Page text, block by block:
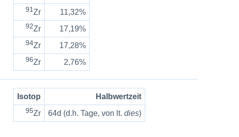
91Zr 11,32%
92Zr 17,19%
94Zr 17,28%
96Zr 2,76%
Isotop
Halbwertzeit
95Zr 64d (d.h. Tage, von lt. dies)